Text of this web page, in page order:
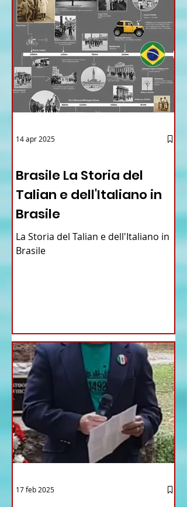
Brasile La Storia del
Talian e dell'Italiano in
Brasile
La Storia del Talian e dell'Italiano in
Brasile
14 apr 2025
17 feb 2025